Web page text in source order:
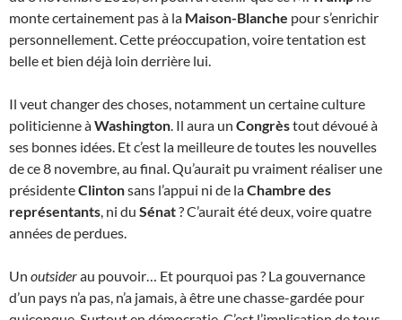
monte certainement pas à la Maison-Blanche pour s’enrichir
personnellement. Cette préoccupation, voire tentation est
belle et bien déjà loin derrière lui.
Il veut changer des choses, notamment un certaine culture
politicienne àWashington. Il aura un Congrèstout dévoué à
ses bonnes idées. Et c’est la meilleure de toutes les nouvelles
de ce 8 novembre, au final. Qu’aurait pu vraiment réaliser une
présidenteClintonsans l’appui ni de laChambre des
représentants, ni du Sénat? C’aurait été deux, voire quatre
années de perdues.
Un outsiderau pouvoir… Et pourquoi pas ? La gouvernance
d’un pays n’a pas, n’a jamais, à être une chasse-gardée pour